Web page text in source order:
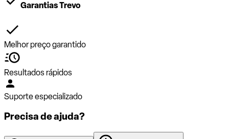
Garantias Trevo
Melhor preço garantido
Resultados rápidos
Suporte especializado
Precisa de ajuda?